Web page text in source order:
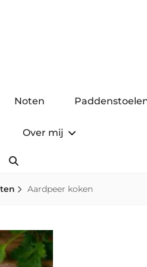
Noten
Over mij
Aardpeer koken